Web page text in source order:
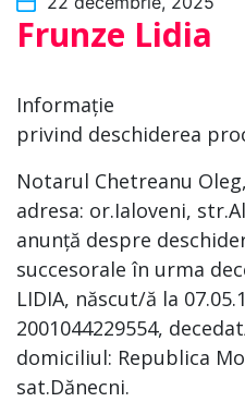
Frunze Lidia
Informație
privind deschiderea
Notarul Chetreanu
adresa: or.Ialoveni,
anunță despre
succesorale în urma
LIDIA, născut/ă la
2001044229554,
domiciliul: Republica
sat.Dănecni.